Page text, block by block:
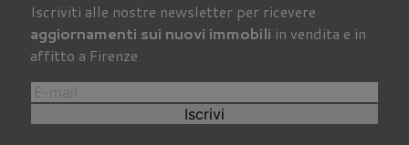
Iscriviti alle nostre newsletter per ricevere
aggiornamenti sui nuovi immobili in vendita e in
affitto a Firenze
Iscrivi